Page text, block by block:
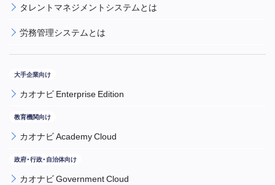
タレントマネジメントシステムとは
労務管理システムとは
カオナビ Enterprise Edition
カオナビ Academy Cloud
カオナビ Government Cloud